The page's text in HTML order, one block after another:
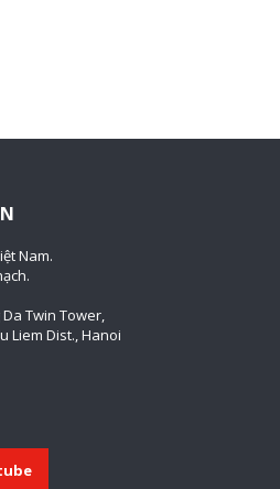
Nam.
Twin Tower,
Liem Dist., Hanoi